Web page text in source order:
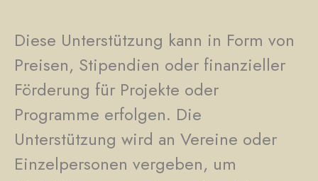
Diese Unterstützung kann in Form von
Preisen, Stipendien oder finanzieller
Förderung für Projekte oder
Programme erfolgen. Die
Unterstützung wird an Vereine oder
Einzelpersonen vergeben, um